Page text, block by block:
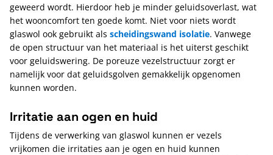
geweerd wordt. Hierdoor heb je minder geluidsoverlast, wat
het wooncomfort ten goede komt. Niet voor niets wordt
glaswol ook gebruikt als scheidingswand isolatie. Vanwege
de open structuur van het materiaal is het uiterst geschikt
voor geluidswering. De poreuze vezelstructuur zorgt er
namelijk voor dat geluidsgolven gemakkelijk opgenomen
kunnen worden.
Irritatie aan ogen en huid
Tijdens de verwerking van glaswol kunnen er vezels
vrijkomen die irritaties aan je ogen en huid kunnen